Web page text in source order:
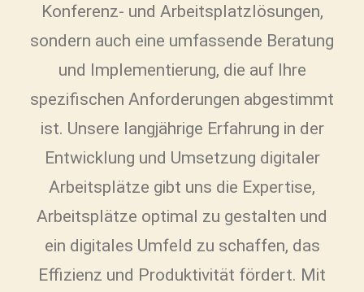
Konferenz- und Arbeitsplatzlösungen,
sondern auch eine umfassende Beratung
und Implementierung, die auf Ihre
spezifischen Anforderungen abgestimmt
ist. Unsere langjährige Erfahrung in der
Entwicklung und Umsetzung digitaler
Arbeitsplätze gibt uns die Expertise,
Arbeitsplätze optimal zu gestalten und
ein digitales Umfeld zu schaffen, das
Effizienz und Produktivität fördert. Mit